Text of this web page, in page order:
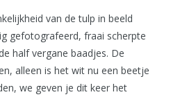
van de tulp in beeld
gefotografeerd, fraai scherpte
half vergane baadjes. De
alleen is het wit nu een beetje
we geven je dit keer het